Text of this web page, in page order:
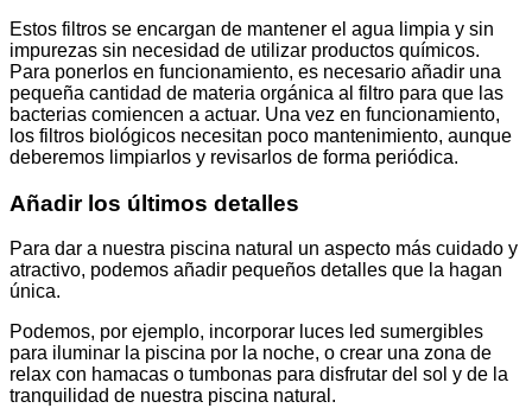
Estos filtros se encargan de mantener el agua limpia y sin
impurezas sin necesidad de utilizar productos químicos.
Para ponerlos en funcionamiento, es necesario añadir una
pequeña cantidad de materia orgánica al filtro para que las
bacterias comiencen a actuar. Una vez en funcionamiento,
los filtros biológicos necesitan poco mantenimiento, aunque
deberemos limpiarlos y revisarlos de forma periódica.
Añadir los últimos detalles
Para dar a nuestra piscina natural un aspecto más cuidado y
atractivo, podemos añadir pequeños detalles que la hagan
única.
Podemos, por ejemplo, incorporar luces led sumergibles
para iluminar la piscina por la noche, o crear una zona de
relax con hamacas o tumbonas para disfrutar del sol y de la
tranquilidad de nuestra piscina natural.